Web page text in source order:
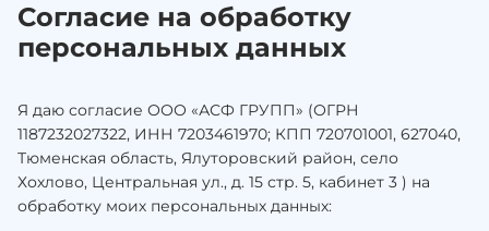
Согласие на обработку
персональных данных
Я даю согласие ООО «АСФ ГРУПП» (ОГРН
1187232027322, ИНН 7203461970; КПП 720701001, 627040,
Тюменская область, Ялуторовский район, село
Хохлово, Центральная ул., д. 15 стр. 5, кабинет 3 ) на
обработку моих персональных данных: